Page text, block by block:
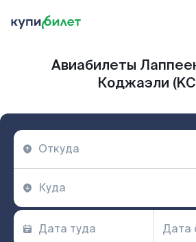
Авиабилеты
Коджаэли